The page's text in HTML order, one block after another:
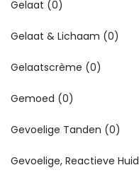
Gelaat (0)
Gelaat & Lichaam (0)
Gelaatscrème (0)
Gemoed (0)
Gevoelige Tanden (0)
Gevoelige, Reactieve Huid